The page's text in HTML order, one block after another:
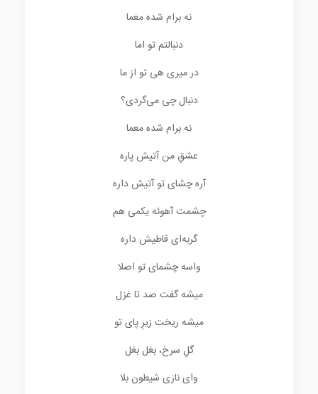
نه برام شده معما
دنبالتم تو اما
در میری هی تو از ما
دنبال چی می‌گردی؟
نه برام شده معما
عشقِ من آتیش پاره
آره چشای تو آتیش داره
چشمت آهوئه یکمی هم
گربه‌ای قاطیش داره
واسه چشمای تو اصلا
میشه گفت صد تا غزل
میشه ریخت زیرِ پای تو
گلِ سرخ، بغل بغل
وای نازی شیطون بلا